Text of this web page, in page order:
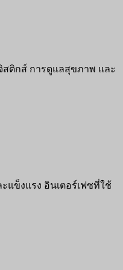
สติกส์ การดูแลสุขภาพ และ
แข็งแรง อินเตอร์เฟซที่ใช้